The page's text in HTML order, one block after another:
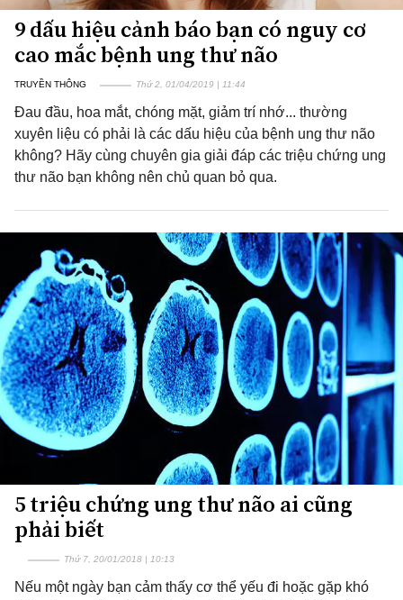
9 dấu hiệu cảnh báo bạn có nguy cơ
cao mắc bệnh ung thư não
TRUYỀN THÔNG Thứ 2, 01/04/2019 | 11:44
Đau đầu, hoa mắt, chóng mặt, giảm trí nhớ... thường
xuyên liệu có phải là các dấu hiệu của bệnh ung thư não
không? Hãy cùng chuyên gia giải đáp các triệu chứng ung
thư não bạn không nên chủ quan bỏ qua.
5 triệu chứng ung thư não ai cũng
phải biết
Thứ 7, 20/01/2018 | 10:13
Nếu một ngày bạn cảm thấy cơ thể yếu đi hoặc gặp khó